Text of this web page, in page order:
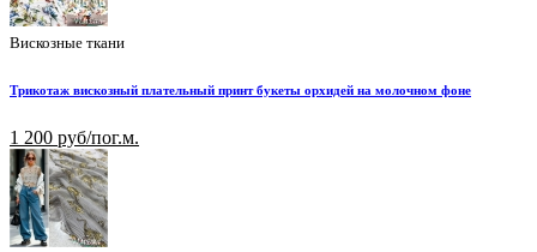
Вискозные ткани
Трикотаж вискозный плательный принт букеты орхидей на молочном фоне
1 200 руб/пог.м.